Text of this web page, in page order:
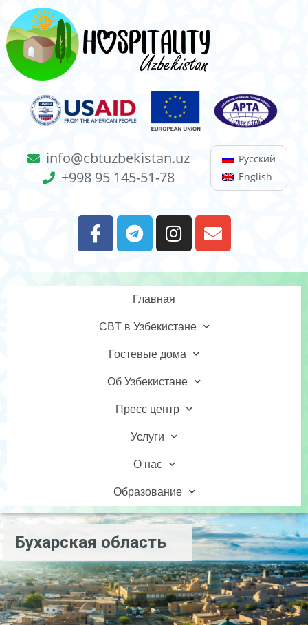
info@cbtuzbekistan.uz
+998 95 145-51-78
Русский
English
Главная
CBT в Узбекистане
Гостевые дома
Об Узбекистане
Пресс центр
Услуги
О нас
Образование
Бухарская область